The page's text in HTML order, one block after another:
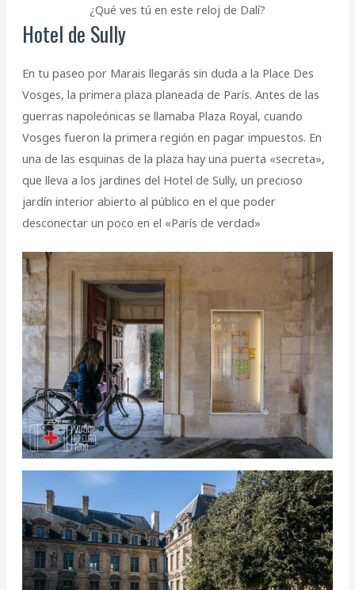
¿Qué ves tú en este reloj de Dalí?
Hotel de Sully
En tu paseo por Marais llegarás sin duda a la Place Des
Vosges, la primera plaza planeada de París. Antes de las
guerras napoleónicas se llamaba Plaza Royal, cuando
Vosges fueron la primera región en pagar impuestos. En
una de las esquinas de la plaza hay una puerta «secreta»,
que lleva a los jardines del Hotel de Sully, un precioso
jardín interior abierto al público en el que poder
desconectar un poco en el «París de verdad»